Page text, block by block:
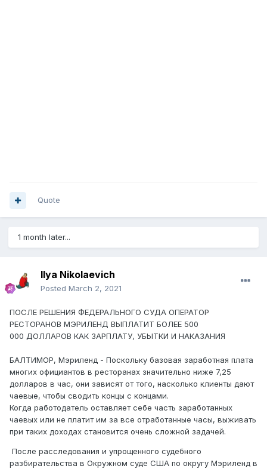
Quote
1 month later...
Ilya Nikolaevich
Posted March 2, 2021
ПОСЛЕ РЕШЕНИЯ ФЕДЕРАЛЬНОГО СУДА ОПЕРАТОР
РЕСТОРАНОВ МЭРИЛЕНД ВЫПЛАТИТ БОЛЕЕ 500
000 ДОЛЛАРОВ КАК ЗАРПЛАТУ, УБЫТКИ И НАКАЗАНИЯ
БАЛТИМОР, Мэриленд - Поскольку базовая заработная плата
многих официантов в ресторанах значительно ниже 7,25
долларов в час, они зависят от того, насколько клиенты дают
чаевые, чтобы сводить концы с концами.
Когда работодатель оставляет себе часть заработанных
чаевых или не платит им за все отработанные часы, выживать
при таких доходах становится очень сложной задачей.
После расследования и упрощенного судебного
разбирательства в Окружном суде США по округу Мэриленд в